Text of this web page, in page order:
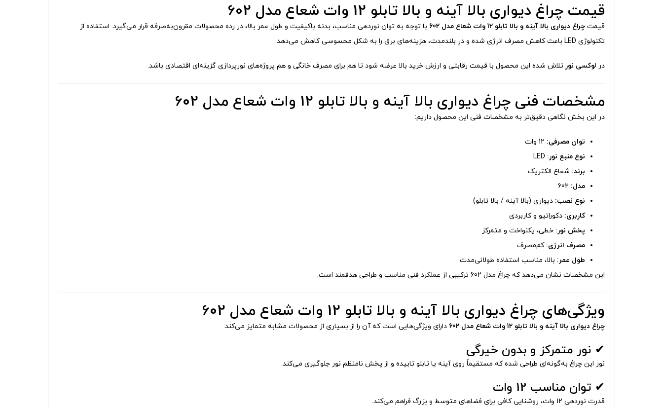
قیمت چراغ دیواری بالا آینه و بالا تابلو 12 وات شعاع مدل 602
قیمت چراغ دیواری بالا آینه و بالا تابلو 12 وات شعاع مدل 602
با توجه به توان نوردهی مناسب، بدنه باکیفیت و طول عمر بالا، در رده محصولات مقرون‌به‌صرفه قرار می‌گیرد. استفاده از
تکنولوژی LED باعث کاهش مصرف انرژی شده و در بلندمدت، هزینه‌های برق را به شکل محسوسی کاهش می‌دهد.
در لوکسی نور تلاش شده این محصول با قیمت رقابتی و ارزش خرید بالا عرضه شود تا هم برای مصرف خانگی و هم پروژه‌های نورپردازی گزینه‌ای اقتصادی باشد.
مشخصات فنی چراغ دیواری بالا آینه و بالا تابلو 12 وات شعاع مدل 602
در این بخش نگاهی دقیق‌تر به مشخصات فنی این محصول داریم:
توان مصرفی:
نوع منبع نور:
برند: شعاع الکتریک
مدل:
نوع نصب: دیواری (بالا آینه / بالا تابلو)
کاربری: دکوراتیو و کاربردی
پخش نور: خطی، یکنواخت و متمرکز
مصرف انرژی: کم‌مصرف
طول عمر: بالا، مناسب استفاده طولانی‌مدت
این مشخصات نشان می‌دهد که چراغ مدل 602 ترکیبی از عملکرد فنی مناسب و طراحی هدفمند است.
ویژگی‌های چراغ دیواری بالا آینه و بالا تابلو 12 وات شعاع مدل 602
چراغ دیواری بالا آینه و بالا تابلو 12 وات شعاع مدل 602 دارای ویژگی‌هایی است که آن را از بسیاری از محصولات مشابه متمایز می‌کند:
✔ نور متمرکز و بدون خیرگی
نور این چراغ به‌گونه‌ای طراحی شده که مستقیماً روی آینه یا تابلو تابیده و از پخش نامنظم نور جلوگیری می‌کند.
✔ توان مناسب 12 وات
قدرت نوردهی 12 وات، روشنایی کافی برای فضاهای متوسط و بزرگ فراهم می‌کند.